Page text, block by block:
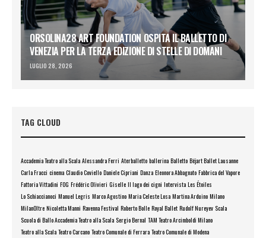
ORSOLINA28 ART FOUNDATION OSPITA IL BALLETTO DI
VENEZIA PER LA TERZA EDIZIONE DI STELLE DI DOMANI
LUGLIO 28, 2026
TAG CLOUD
Accademia Teatro alla Scala Alessandra Ferri Aterballetto ballerina Balletto Béjart Ballet Lausanne
Carla Fracci cinema Claudio Coviello Daniele Cipriani Danza Eleonora Abbagnato Fabbrica del Vapore
Fattoria Vittadini FOG Frédéric Olivieri Giselle Il lago dei cigni Intervista Les Étoiles
Lo Schiaccianoci Manuel Legris Marco Agostino Maria Celeste Losa Martina Arduino Milano
MilanOltre Nicoletta Manni Ravenna Festival Roberto Bolle Royal Ballet Rudolf Nureyev Scala
Scuola di Ballo Accademia Teatro alla Scala Sergio Bernal TAM Teatro Arcimboldi Milano
Teatro alla Scala Teatro Carcano Teatro Comunale di Ferrara Teatro Comunale di Modena